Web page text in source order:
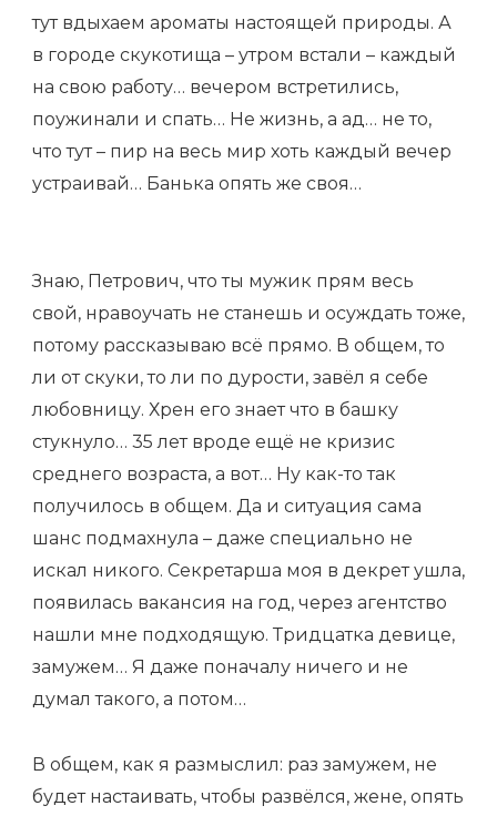
тут вдыхаем ароматы настоящей природы. А
в городе скукотища – утром встали – каждый
на свою работу… вечером встретились,
поужинали и спать… Не жизнь, а ад… не то,
что тут – пир на весь мир хоть каждый вечер
устраивай… Банька опять же своя…
Знаю, Петрович, что ты мужик прям весь
свой, нравоучать не станешь и осуждать тоже,
потому рассказываю всё прямо. В общем, то
ли от скуки, то ли по дурости, завёл я себе
любовницу. Хрен его знает что в башку
стукнуло… 35 лет вроде ещё не кризис
среднего возраста, а вот… Ну как-то так
получилось в общем. Да и ситуация сама
шанс подмахнула – даже специально не
искал никого. Секретарша моя в декрет ушла,
появилась вакансия на год, через агентство
нашли мне подходящую. Тридцатка девице,
замужем… Я даже поначалу ничего и не
думал такого, а потом…
В общем, как я размыслил: раз замужем, не
будет настаивать, чтобы развёлся, жене, опять